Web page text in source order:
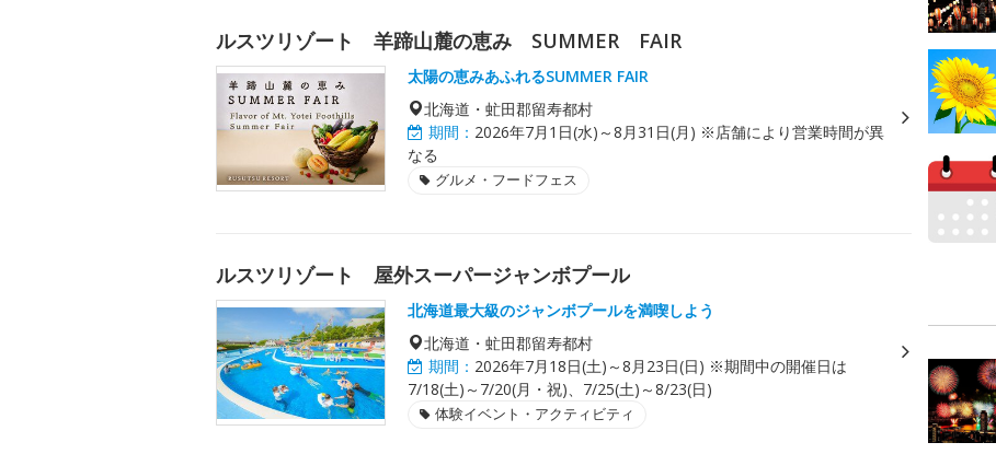
ルスツリゾート 羊蹄山麓の恵み SUMMER FAIR
太陽の恵みあふれるSUMMER FAIR
北海道・虻田郡留寿都村
期間： 2026年7月1日(水)～8月31日(月) ※店舗により営業時間が異
なる
グルメ・フードフェス
ルスツリゾート 屋外スーパージャンボプール
北海道最大級のジャンボプールを満喫しよう
北海道・虻田郡留寿都村
期間： 2026年7月18日(土)～8月23日(日) ※期間中の開催日は
7/18(土)～7/20(月・祝)、7/25(土)～8/23(日)
体験イベント・アクティビティ